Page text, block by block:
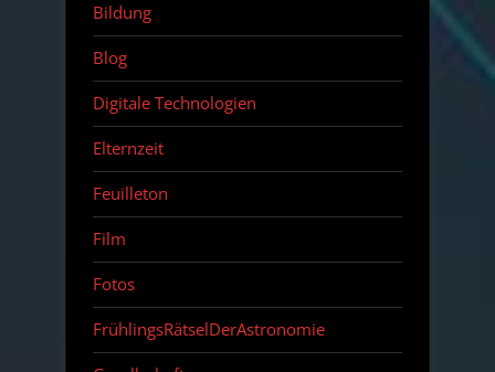
Bildung
Blog
Digitale Technologien
Elternzeit
Feuilleton
Film
Fotos
FrühlingsRätselDerAstronomie